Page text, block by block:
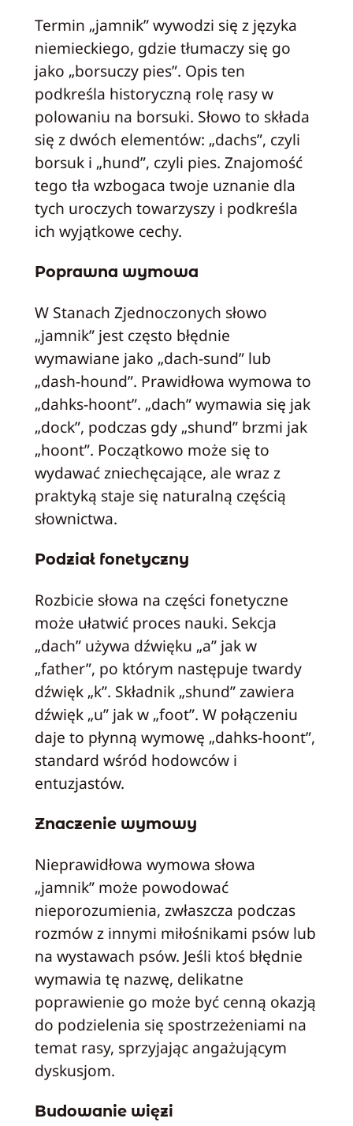
Termin „jamnik” wywodzi się z języka
niemieckiego, gdzie tłumaczy się go
jako „borsuczy pies”. Opis ten
podkreśla historyczną rolę rasy w
polowaniu na borsuki. Słowo to składa
się z dwóch elementów: „dachs”, czyli
borsuk i „hund”, czyli pies. Znajomość
tego tła wzbogaca twoje uznanie dla
tych uroczych towarzyszy i podkreśla
ich wyjątkowe cechy.
Poprawna wymowa
W Stanach Zjednoczonych słowo
„jamnik” jest często błędnie
wymawiane jako „dach-sund” lub
„dash-hound”. Prawidłowa wymowa to
„dahks-hoont”. „dach” wymawia się jak
„dock”, podczas gdy „shund” brzmi jak
„hoont”. Początkowo może się to
wydawać zniechęcające, ale wraz z
praktyką staje się naturalną częścią
słownictwa.
Podział fonetyczny
Rozbicie słowa na części fonetyczne
może ułatwić proces nauki. Sekcja
„dach” używa dźwięku „a” jak w
„father”, po którym następuje twardy
dźwięk „k”. Składnik „shund” zawiera
dźwięk „u” jak w „foot”. W połączeniu
daje to płynną wymowę „dahks-hoont”,
standard wśród hodowców i
entuzjastów.
Znaczenie wymowy
Nieprawidłowa wymowa słowa
„jamnik” może powodować
nieporozumienia, zwłaszcza podczas
rozmów z innymi miłośnikami psów lub
na wystawach psów. Jeśli ktoś błędnie
wymawia tę nazwę, delikatne
poprawienie go może być cenną okazją
do podzielenia się spostrzeżeniami na
temat rasy, sprzyjając angażującym
dyskusjom.
Budowanie więzi